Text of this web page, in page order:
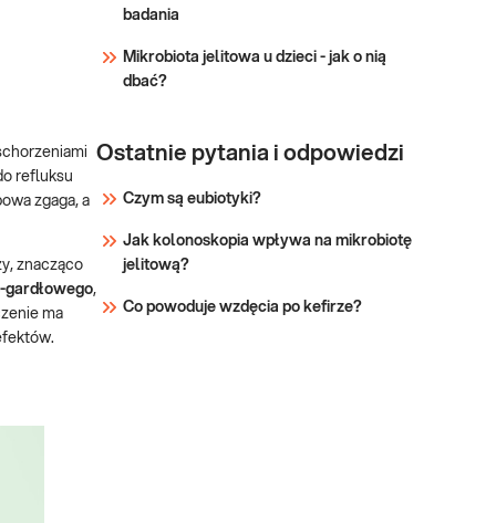
refluksu
zgaga, a
znacząco
,
ma
badania
Mikrobiota jelitowa u dzieci - jak o nią
dbać?
Ostatnie pytania i odpowiedzi
Czym są eubiotyki?
Jak kolonoskopia wpływa na mikrobiotę
jelitową?
Co powoduje wzdęcia po kefirze?